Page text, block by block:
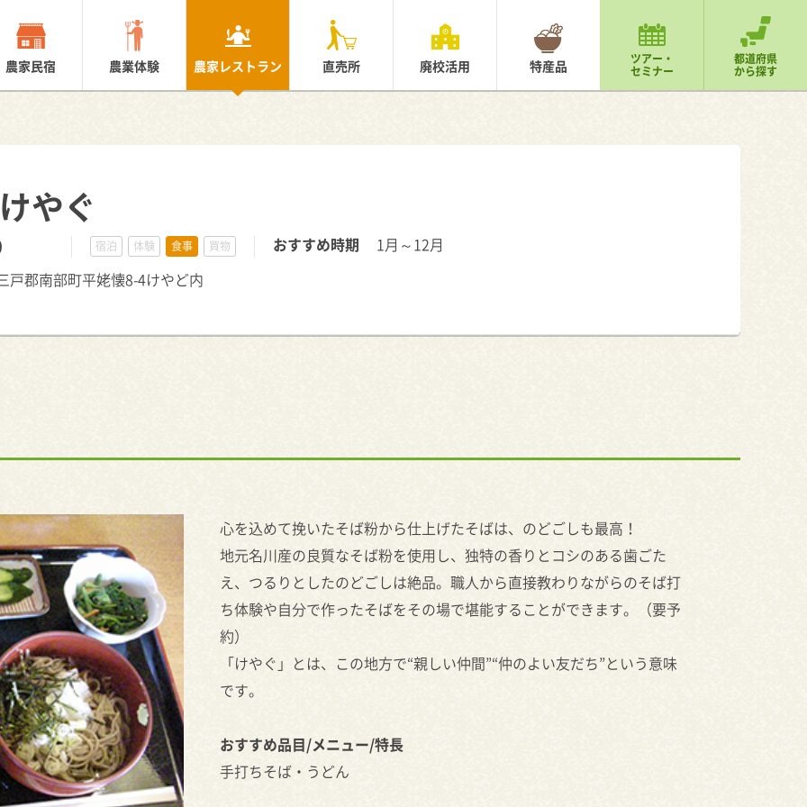
農家民宿 農業体験 農家レストラン 直売所 廃校活用 特産品 ツアー・
セミナー
都道府県
から探す
やぐ
宿泊 体験 食事 買物 おすすめ時期
1月～12月
郡南部町平姥懐8-4けやど内
心を込めて挽いたそば粉から仕上げたそばは、のどごしも最高！
地元名川産の良質なそば粉を使用し、独特の香りとコシのある歯ごた
え、つるりとしたのどごしは絶品。職人から直接教わりながらのそば打
ち体験や自分で作ったそばをその場で堪能することができます。（要予
約）
「けやぐ」とは、この地方で“親しい仲間”“仲のよい友だち”という意味
です。
おすすめ品目/メニュー/特長
手打ちそば・うどん